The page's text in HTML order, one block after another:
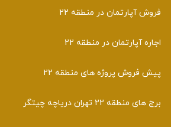
فروش آپارتمان در منطقه 22
اجاره آپارتمان در منطقه 22
پیش فروش پروژه های منطقه 22
برج های منطقه 22 تهران دریاچه چیتگر